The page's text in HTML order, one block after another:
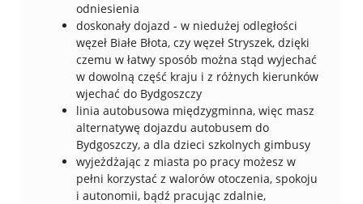
odniesienia
doskonały dojazd - w niedużej odległości
węzeł Białe Błota, czy węzeł Stryszek, dzięki
czemu w łatwy sposób można stąd wyjechać
w dowolną część kraju i z różnych kierunków
wjechać do Bydgoszczy
linia autobusowa międzygminna, więc masz
alternatywę dojazdu autobusem do
Bydgoszczy, a dla dzieci szkolnych gimbusy
wyjeżdżając z miasta po pracy możesz w
pełni korzystać z walorów otoczenia, spokoju
i autonomii, bądź pracując zdalnie,